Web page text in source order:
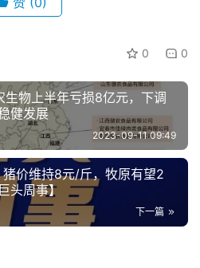
0 0
物上半年亏损8亿元，下调
健发展
2023-09-11 09:49
价维持8元/斤，牧原有望2
头周事】
下一篇